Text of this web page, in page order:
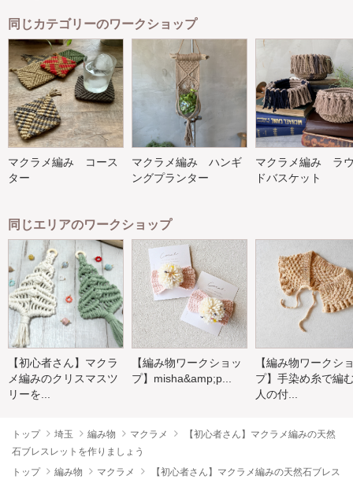
同じカテゴリーのワークショップ
マクラメ編み コース
ター
マクラメ編み ハンギ
ングプランター
マクラメ編み ラ
ドバスケット
同じエリアのワークショップ
【初心者さん】マクラ
メ編みのクリスマスツ
リーを...
【編み物ワークショッ
プ】misha&amp;p...
【編み物ワークシ
プ】手染め糸で編
人の付...
トップ 埼玉 編み物 マクラメ
【初心者さん】マクラメ編みの天然
石ブレスレットを作りましょう
トップ
編み物 マクラメ
【初心者さん】マクラメ編みの天然石ブレス